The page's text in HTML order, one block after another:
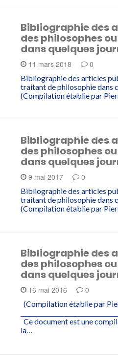
Bibliographie des
des philosophes
dans quelques
11 mars 2018 0
Bibliographie des articles
traitant de philosophie dans
(Compilation établie par
Bibliographie des
des philosophes
dans quelques
9 mai 2017 0
Bibliographie des articles
traitant de philosophie dans
(Compilation établie par
Bibliographie des
des philosophes
dans quelques
16 mai 2016 0
(Compilation établie par
Ce document est une
la…